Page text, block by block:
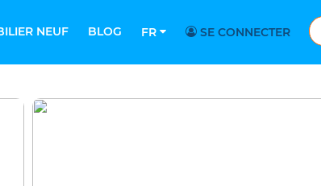
NEUF BLOG FR SE CONNECTER